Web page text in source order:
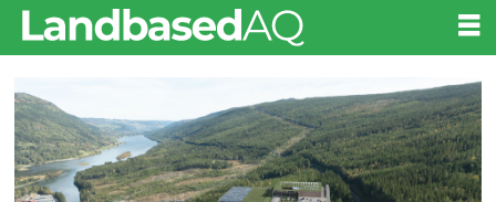
Tag:
hallingdal